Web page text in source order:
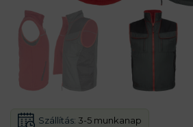
Szállítás: 3-5 munkanap